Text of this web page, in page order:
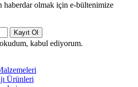
olmak için e-bültenimize
Kayıt Ol
kabul ediyorum.
Ürünleri